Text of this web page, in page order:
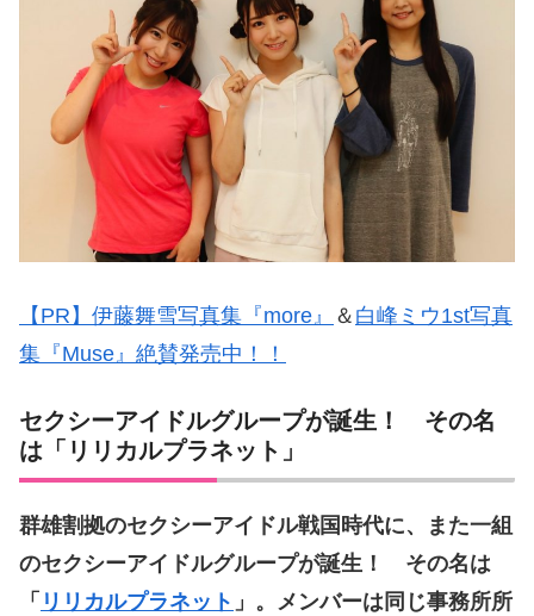
【PR】伊藤舞雪写真集『more』 ＆ 白峰ミウ1st写真
集『Muse』絶賛発売中！！
セクシーアイドルグループが誕生！ その名
は「リリカルプラネット」
群雄割拠のセクシーアイドル戦国時代に、また一組
のセクシーアイドルグループが誕生！ その名は
「 リリカルプラネット 」。メンバーは同じ事務所所